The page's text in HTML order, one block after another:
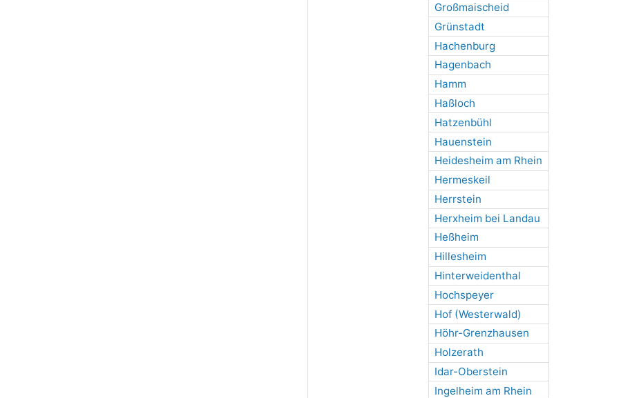
Großmaischeid
Grünstadt
Hachenburg
Hagenbach
Hamm
Haßloch
Hatzenbühl
Hauenstein
Heidesheim am Rhein
Hermeskeil
Herrstein
Herxheim bei Landau
Heßheim
Hillesheim
Hinterweidenthal
Hochspeyer
Hof (Westerwald)
Höhr-Grenzhausen
Holzerath
Idar-Oberstein
Ingelheim am Rhein